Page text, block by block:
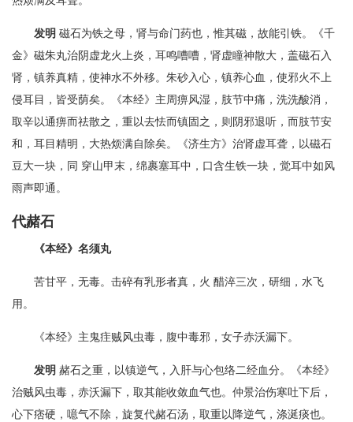
发明 磁石为铁之母，肾与命门药也，惟其磁，故能引铁。《千
金》磁朱丸治阴虚龙火上炎，耳鸣嘈嘈，肾虚瞳神散大，盖磁石入
肾，镇养真精，使神水不外移。朱砂入心，镇养心血，使邪火不上
侵耳目，皆受荫矣。《本经》主周痹风湿，肢节中痛，洗洗酸消，
取辛以通痹而祛散之，重以去怯而镇固之，则阴邪退听，而肢节安
和，耳目精明，大热烦满自除矣。《济生方》治肾虚耳聋，以磁石
豆大一块，同 穿山甲末，绵裹塞耳中，口含生铁一块，觉耳中如风
雨声即通。
代赭石
《本经》名须丸
苦甘平，无毒。击碎有乳形者真，火 醋淬三次，研细，水飞
用。
《本经》主鬼疰贼风虫毒，腹中毒邪，女子赤沃漏下。
发明 赭石之重，以镇逆气，入肝与心包络二经血分。《本经》
治贼风虫毒，赤沃漏下，取其能收敛血气也。仲景治伤寒吐下后，
心下痞硬，噫气不除，旋复代赭石汤，取重以降逆气，涤涎痰也。